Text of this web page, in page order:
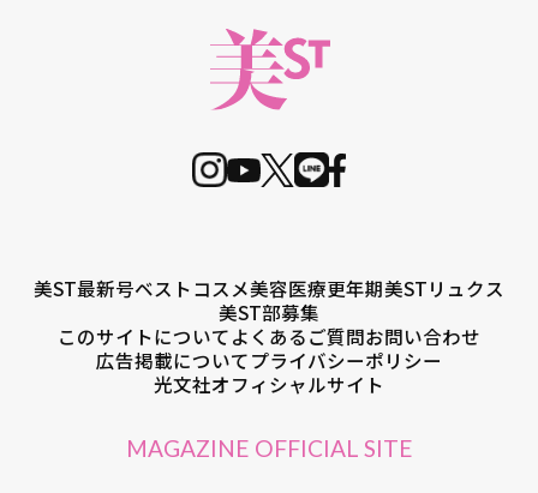
美ST最新号ベストコスメ美容医療更年期美STリュクス
美ST部募集
このサイトについてよくあるご質問お問い合わせ
広告掲載についてプライバシーポリシー
光文社オフィシャルサイト
MAGAZINE OFFICIAL SITE